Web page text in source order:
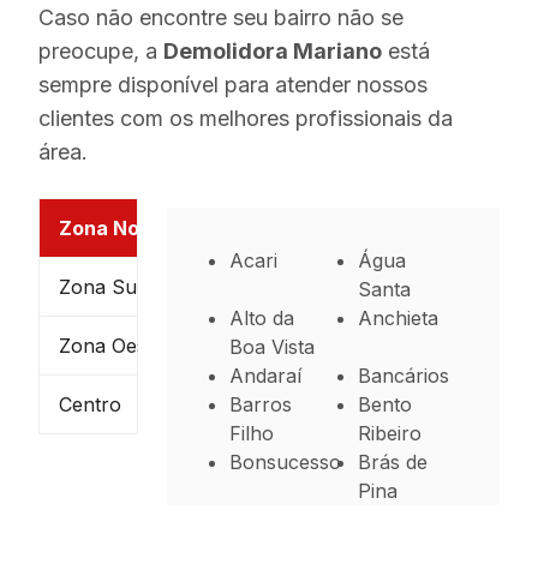
Caso não encontre seu bairro não se
preocupe, a Demolidora Mariano está
sempre disponível para atender nossos
clientes com os melhores profissionais da
área.
Zona Norte
Zona Sul
Zona Oeste
Centro
Acari
Água
Santa
Alto da
Boa Vista
Anchieta
Andaraí
Bancários
Barros
Filho
Bento
Ribeiro
Bonsucesso
Brás de
Pina